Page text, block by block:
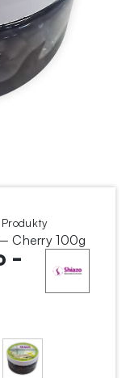
Produkty
Cherry 100g
-